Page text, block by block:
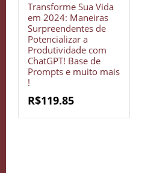
Transforme Sua Vida
em 2024: Maneiras
Surpreendentes de
Potencializar a
Produtividade com
ChatGPT! Base de
Prompts e muito mais
!
R$119.85